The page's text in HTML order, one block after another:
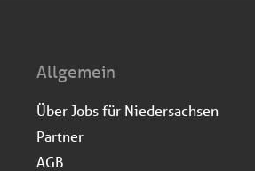
Allgemein
Über Jobs für Niedersachsen
Partner
AGB